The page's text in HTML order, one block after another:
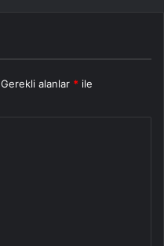
Gerekli alanlar * ile